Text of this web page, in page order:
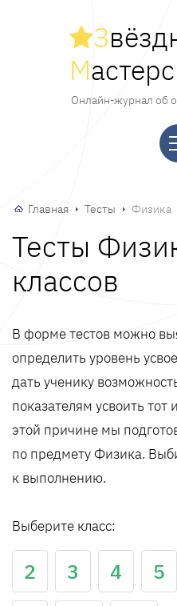
З
М
Онлайн-журнал об
Главная Тесты Физика
Тесты
классов
В форме тестов можно
определить уровень
дать ученику
показателям усвоить
этой причине мы
по предмету Физика.
к выполнению.
Выберите класс:
2 3 4 5